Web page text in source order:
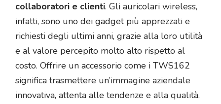
collaboratori e clienti. Gli auricolari wireless,
infatti, sono uno dei gadget più apprezzati e
richiesti degli ultimi anni, grazie alla loro utilità
e al valore percepito molto alto rispetto al
costo. Offrire un accessorio come i TWS162
significa trasmettere un’immagine aziendale
innovativa, attenta alle tendenze e alla qualità.